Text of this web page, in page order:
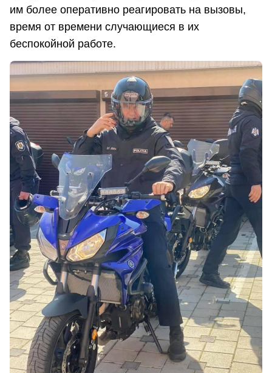
им более оперативно реагировать на вызовы,
время от времени случающиеся в их
беспокойной работе.